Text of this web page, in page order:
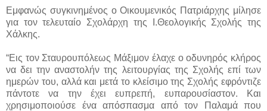
Εμφανώς συγκινημένος ο Οικουμενικός Πατριάρχης μίλησε
για τον τελευταίο Σχολάρχη της Ι.Θεολογικής Σχολής της
Χάλκης.
“Εις τον Σταυρουπόλεως Μάξιμον έλαχε ο οδυνηρός κλήρος
να δει την αναστολήν της λειτουργίας της Σχολής επί των
ημερών του, αλλά και μετά το κλείσιμο της Σχολής εφρόντιζε
πάντοτε να την έχει ευπρεπή, ευπαρουσίαστον. Και
χρησιμοποιούσε ένα απόσπασμα από τον Παλαμά που